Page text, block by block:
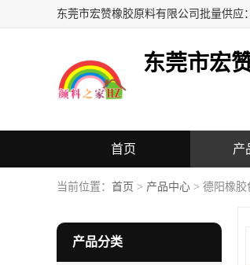
东莞市宏
首页 产
当前位置： 首页 > 产品中心 > 德阳橡胶
产品分类